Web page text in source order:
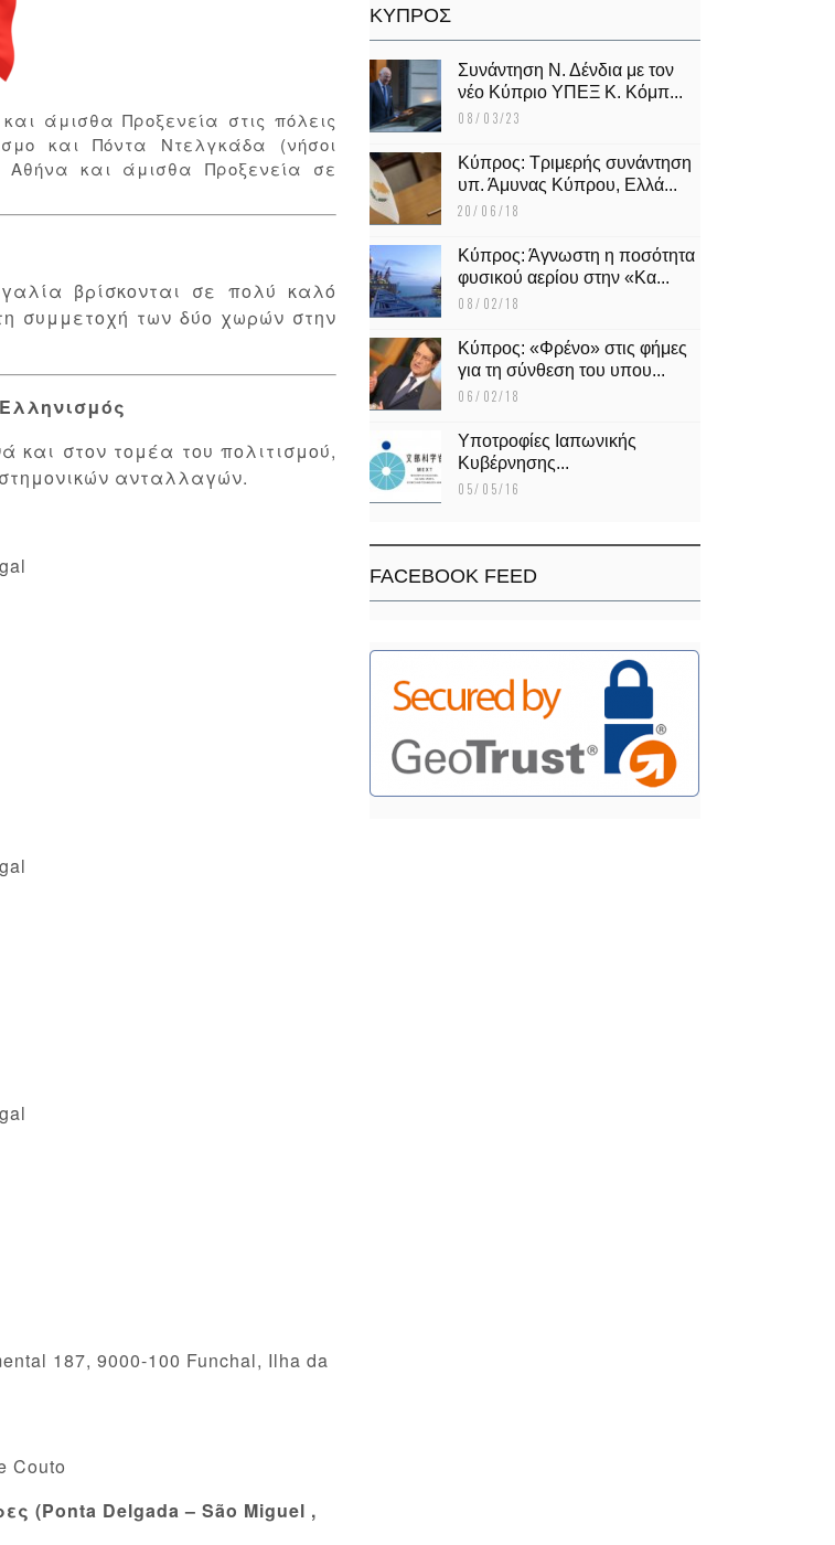
άμισθα Προξενεία στις πόλεις
και Πόντα Ντελγκάδα (νήσοι
Αθήνα και άμισθα Προξενεία σε
βρίσκονται σε πολύ καλό
συμμετοχή των δύο χωρών στην
και στον τομέα του πολιτισμού,
ανταλλαγών.
187, 9000-100 Funchal, Ilha da
Couto
(Ponta Delgada – São Miguel ,
KΥΠΡΟΣ
Συνάντηση Ν. Δένδια με τον
νέο Κύπριο ΥΠΕΞ Κ. Κόμπ...
08/03/23
Κύπρος: Τριμερής συνάντηση
υπ. Άμυνας Κύπρου, Ελλά...
20/06/18
Κύπρος: Άγνωστη η ποσότητα
φυσικού αερίου στην «Κα...
08/02/18
Κύπρος: «Φρένο» στις φήμες
για τη σύνθεση του υπου...
06/02/18
Υποτροφίες Ιαπωνικής
Κυβέρνησης...
05/05/16
FACEBOOK FEED